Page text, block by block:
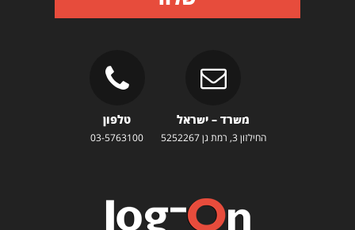
משרד – ישראל
החילזון 3, רמת גן 5252267
טלפון
03-5763100